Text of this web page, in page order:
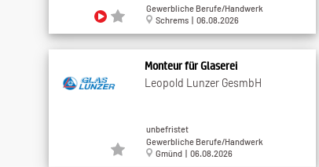
Gewerbliche Berufe/Handwerk
Schrems | 06.08.2026
Monteur für Glaserei
Leopold Lunzer GesmbH
unbefristet
Gewerbliche Berufe/Handwerk
Gmünd | 06.08.2026